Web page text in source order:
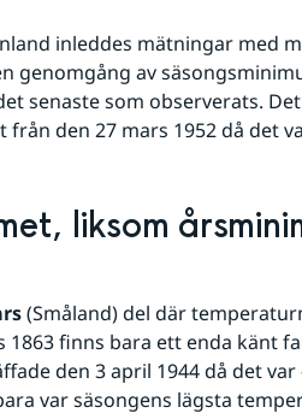
inleddes mätningar med
genomgång av
senaste som observerats.
den 27 mars 1952 då det
liksom
(Småland) del där
finns bara ett enda känt
den 3 april 1944 då det var